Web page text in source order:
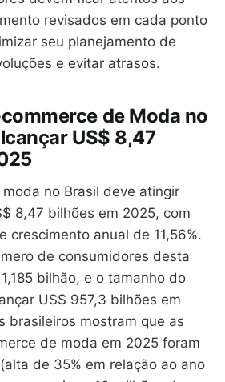
revisados em cada ponto
seu planejamento de
e evitar atrasos.
de Moda no
US$ 8,47
no Brasil deve atingir
8,47 bilhões em 2025, com
crescimento anual de 11,56%.
de consumidores desta
bilhão, e o tamanho do
US$ 957,3 bilhões em
brasileiros mostram que as
de moda em 2025 foram
de 35% em relação ao ano